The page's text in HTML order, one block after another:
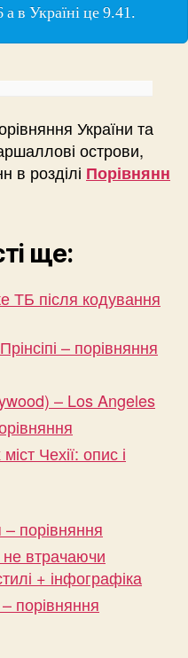
в Україні це 9.41.
України та
острови,
в розділі Порівнянн
ще:
ТБ після кодування
– порівняння
– Los Angeles
Чехії: опис і
порівняння
втрачаючи
+ інфографіка
порівняння